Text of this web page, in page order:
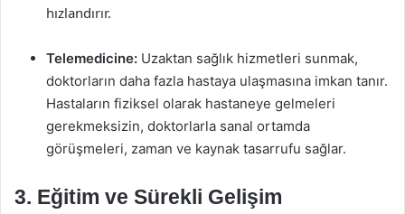
hızlandırır.
Telemedicine: Uzaktan sağlık hizmetleri sunmak,
doktorların daha fazla hastaya ulaşmasına imkan tanır.
Hastaların fiziksel olarak hastaneye gelmeleri
gerekmeksizin, doktorlarla sanal ortamda
görüşmeleri, zaman ve kaynak tasarrufu sağlar.
3. Eğitim ve Sürekli Gelişim